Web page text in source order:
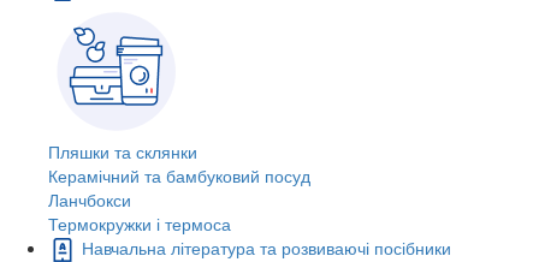
Пляшки та склянки
Керамічний та бамбуковий посуд
Ланчбокси
Термокружки і термоса
Навчальна література та розвиваючі посібники